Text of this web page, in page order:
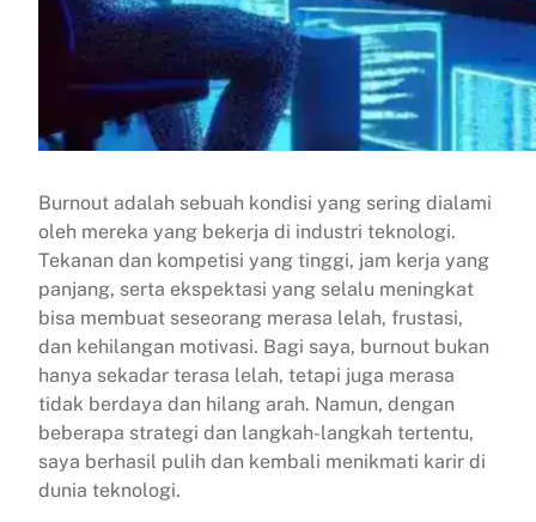
Burnout adalah sebuah kondisi yang sering dialami
oleh mereka yang bekerja di industri teknologi.
Tekanan dan kompetisi yang tinggi, jam kerja yang
panjang, serta ekspektasi yang selalu meningkat
bisa membuat seseorang merasa lelah, frustasi,
dan kehilangan motivasi. Bagi saya, burnout bukan
hanya sekadar terasa lelah, tetapi juga merasa
tidak berdaya dan hilang arah. Namun, dengan
beberapa strategi dan langkah-langkah tertentu,
saya berhasil pulih dan kembali menikmati karir di
dunia teknologi.